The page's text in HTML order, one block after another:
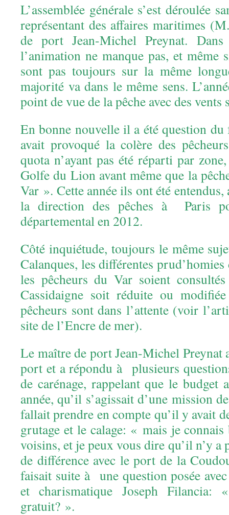
L’assemblée générale s’est déroulée
représentant des affaires maritimes
de port Jean-Michel Preynat.
l’animation ne manque pas, et même
sont pas toujours sur la même
majorité va dans le même sens.
point de vue de la pêche avec des vents
En bonne nouvelle il a été question
avait provoqué la colère des
quota n’ayant pas été réparti par
Golfe du Lion avant même que la
Var ». Cette année ils ont été entendus,
la direction des pêches à Paris
départemental en 2012.
Côté inquiétude, toujours le même
Calanques, les différentes
les pêcheurs du Var soient
Cassidaigne soit réduite ou
pêcheurs sont dans l’attente (voir
site de l’Encre de mer).
Le maître de port Jean-Michel Preynat
port et a répondu à plusieurs
de carénage, rappelant que le budget
année, qu’il s’agissait d’une mission
fallait prendre en compte qu’il y avait
grutage et le calage: « mais je
voisins, et je peux vous dire qu’il n’y a
de différence avec le port de la
faisait suite à une question posée
et charismatique Joseph Filancia:
gratuit? ».